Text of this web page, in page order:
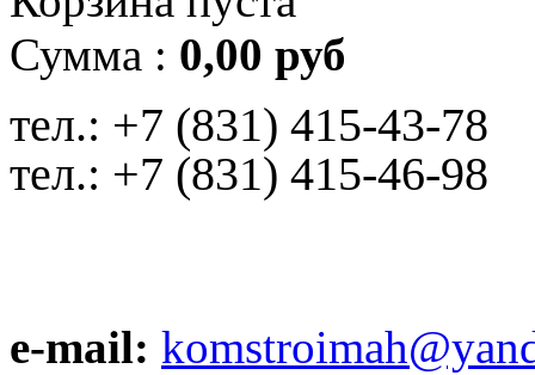
Сумма : 0,00 руб
тел.: +7 (831) 415-43-78
тел.: +7 (831) 415-46-98
e-mail: